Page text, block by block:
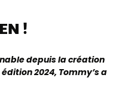
!
depuis la création
2024, Tommy’s a